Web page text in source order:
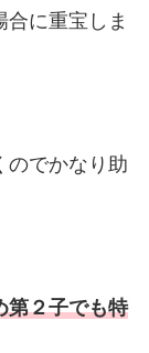
に重宝しま
のでかなり助
第２子でも特